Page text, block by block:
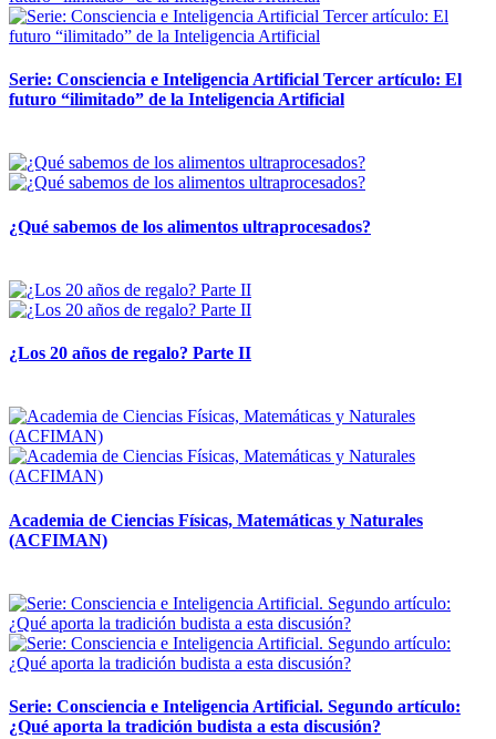
Serie: Consciencia e Inteligencia Artificial Tercer artículo: El
futuro “ilimitado” de la Inteligencia Artificial
¿Qué sabemos de los alimentos ultraprocesados?
¿Los 20 años de regalo? Parte II
Academia de Ciencias Físicas, Matemáticas y Naturales
(ACFIMAN)
Serie: Consciencia e Inteligencia Artificial. Segundo artículo:
¿Qué aporta la tradición budista a esta discusión?